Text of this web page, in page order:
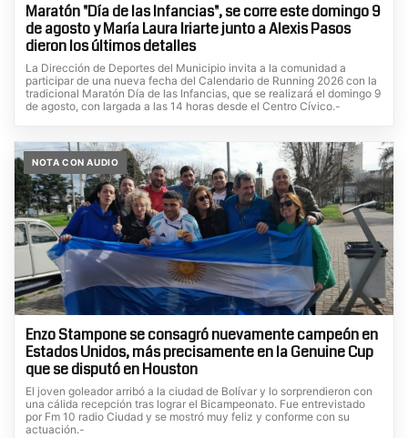
Maratón "Día de las Infancias", se corre este domingo 9
de agosto y María Laura Iriarte junto a Alexis Pasos
dieron los últimos detalles
La Dirección de Deportes del Municipio invita a la comunidad a
participar de una nueva fecha del Calendario de Running 2026 con la
tradicional Maratón Día de las Infancias, que se realizará el domingo 9
de agosto, con largada a las 14 horas desde el Centro Cívico.-
NOTA CON AUDIO
Enzo Stampone se consagró nuevamente campeón en
Estados Unidos, más precisamente en la Genuine Cup
que se disputó en Houston
El joven goleador arribó a la ciudad de Bolívar y lo sorprendieron con
una cálida recepción tras lograr el Bicampeonato. Fue entrevistado
por Fm 10 radio Ciudad y se mostró muy feliz y conforme con su
actuación.-